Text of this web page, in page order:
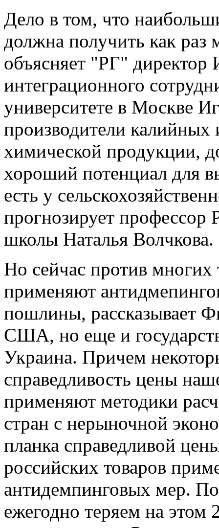
Дело в том, что
должна получить как раз
объясняет "РГ" директор
интеграционного
университете в Москве
производители
химической продукции,
хороший потенциал для
есть у
прогнозирует профессор
школы Наталья Волчкова.
Но сейчас против многих
применяют
пошлины, рассказывает
США, но еще и
Украина. Причем
справедливость цены
применяют методики
стран с нерыночной
планка справедливой
российских товаров
антидемпинговых мер.
ежегодно теряем на